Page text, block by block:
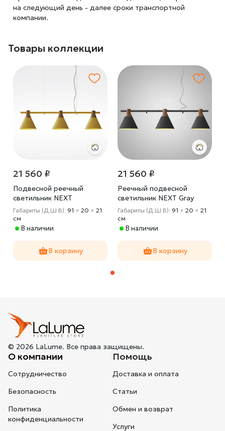
на следующий день - далее сроки транспортной
компании.
Товары коллекции
21 560 ₽
Подвесной реечный
светильник NEXT
Габариты (Д Ш В): 91 × 20 × 21
cм
В наличии
В корзину
21 560 ₽
Реечный подвесной
светильник NEXT Gray
Габариты (Д Ш В): 91 × 20 × 21
cм
В наличии
В корзину
© 2026 LaLume. Все права защищены.
О компании
Сотрудничество
Безопасность
Политика
конфиденциальности
Помощь
Доставка и оплата
Статьи
Обмен и возврат
Услуги